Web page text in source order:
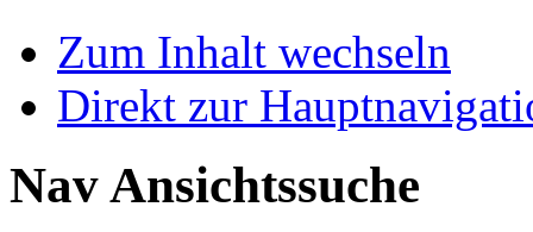
Zum Inhalt wechseln
Direkt zur
Nav Ansichtssuche